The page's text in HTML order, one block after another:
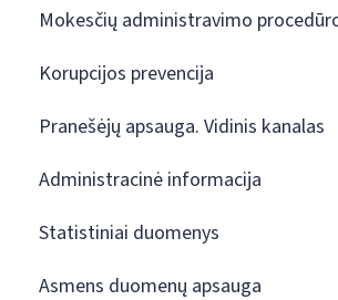
Mokesčių administravimo
Korupcijos prevencija
Pranešėjų apsauga. Vidinis kanalas
Administracinė informacija
Statistiniai duomenys
Asmens duomenų apsauga